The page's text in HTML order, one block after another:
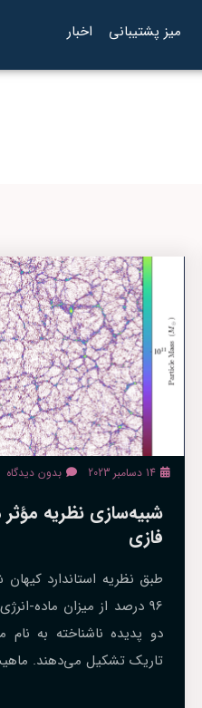
میز پشتیبانی اخبار
14 دسامبر 2023 بدون دیدگاه
شبیه‌سازی نظریه مؤثر
فازی
طبق نظریه استاندارد
96 درصد از میزان ماده-
دو پدیده ناشناخته به نام
تاریک تشکیل می‌دهند.